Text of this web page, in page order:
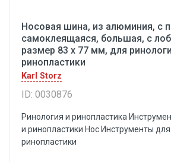
Носовая шина, из алюминия, с
самоклеящаяся, большая, с
размер 83 х 77 мм, для
ринопластики
Karl Storz
ID: 0030876
Ринология и ринопластика
и ринопластики Hoc Инструменты
ринопластики